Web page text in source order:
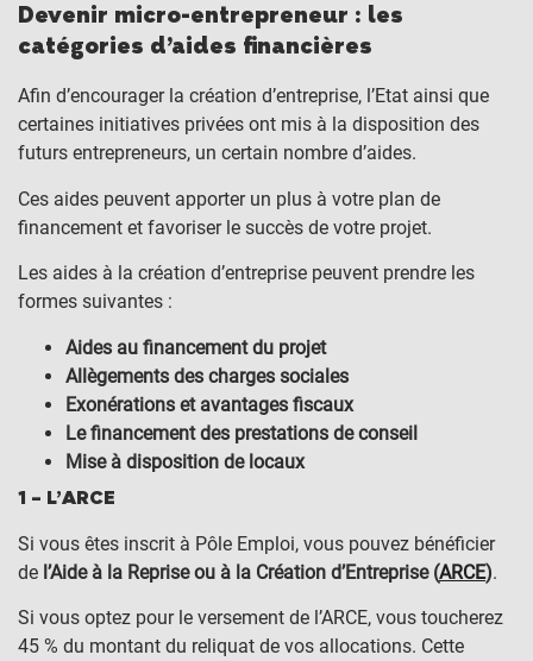
Devenir micro-entrepreneur : les
catégories d’aides financières
Afin d’encourager la création d’entreprise, l’Etat ainsi que
certaines initiatives privées ont mis à la disposition des
futurs entrepreneurs, un certain nombre d’aides.
Ces aides peuvent apporter un plus à votre plan de
financement et favoriser le succès de votre projet.
Les aides à la création d’entreprise peuvent prendre les
formes suivantes :
Aides au financement du projet
Allègements des charges sociales
Exonérations et avantages fiscaux
Le financement des prestations de conseil
Mise à disposition de locaux
1 – L’ARCE
Si vous êtes inscrit à Pôle Emploi, vous pouvez bénéficier
de l’Aide à la Reprise ou à la Création d’Entreprise (ARCE).
Si vous optez pour le versement de l’ARCE, vous toucherez
45 % du montant du reliquat de vos allocations. Cette